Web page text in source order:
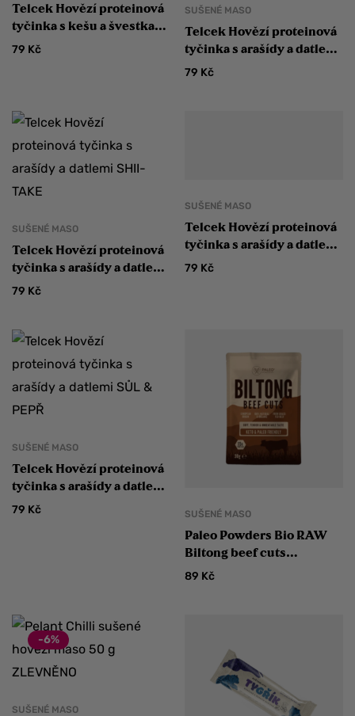
Telcek Hovězí proteinová
tyčinka s kešu a švestkami
CHILLI
79 Kč
SUŠENÉ MASO
Telcek Hovězí proteinová
tyčinka s arašídy a datlemi
ZELENINA
79 Kč
SUŠENÉ MASO
Telcek Hovězí proteinová
tyčinka s arašídy a datlemi
SHII-TAKE
79 Kč
SUŠENÉ MASO
Telcek Hovězí proteinová
tyčinka s arašídy a datlemi
CHILLI
79 Kč
SUŠENÉ MASO
Telcek Hovězí proteinová
tyčinka s arašídy a datlemi
SŮL & PEPŘ
79 Kč SUŠENÉ MASO
Paleo Powders Bio RAW
Biltong beef cuts
EU/hovězí 30 g
89 Kč
-6%
SUŠENÉ MASO